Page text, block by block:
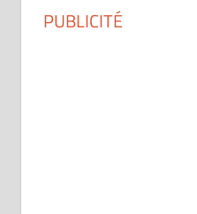
PUBLICITÉ